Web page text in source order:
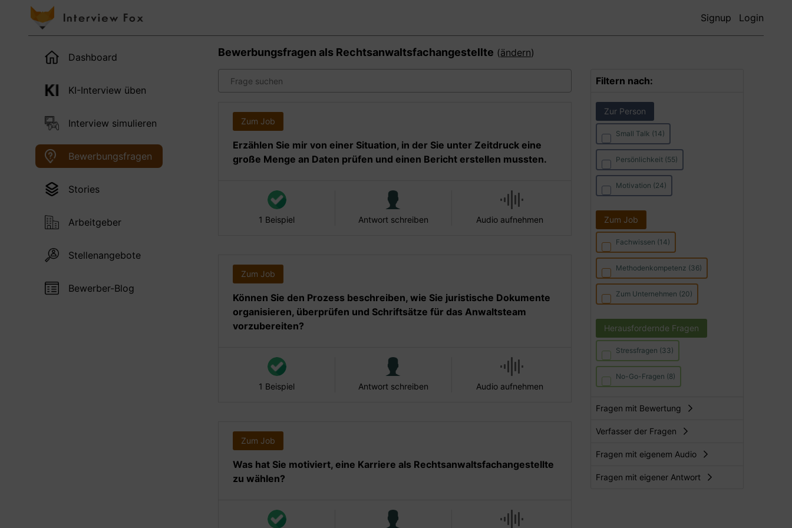
Signup Login
Dashboard
KI-Interview üben
Interview simulieren
Bewerbungsfragen
Stories
Arbeitgeber
Stellenangebote
Bewerber-Blog
Bewerbungsfragen als Rechtsanwaltsfachangestellte (ändern)
Zum Job
Erzählen Sie mir von einer Situation, in der Sie unter Zeitdruck eine
große Menge an Daten prüfen und einen Bericht erstellen mussten.
1 Beispiel Antwort schreiben Audio aufnehmen
Zum Job
Können Sie den Prozess beschreiben, wie Sie juristische Dokumente
organisieren, überprüfen und Schriftsätze für das Anwaltsteam
vorzubereiten?
1 Beispiel Antwort schreiben Audio aufnehmen
Zum Job
Was hat Sie motiviert, eine Karriere als Rechtsanwaltsfachangestellte
zu wählen?
Filtern nach:
Zur Person
Small Talk (14)
Persönlichkeit (55)
Motivation (24)
Zum Job
Fachwissen (14)
Methodenkompetenz (36)
Zum Unternehmen (20)
Herausfordernde Fragen
Stressfragen (33)
No-Go-Fragen (8)
Fragen mit Bewertung
Verfasser der Fragen
Fragen mit eigenem Audio
Fragen mit eigener Antwort